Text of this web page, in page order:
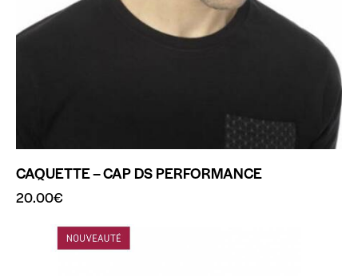
CAQUETTE – CAP DS PERFORMANCE
20.00€